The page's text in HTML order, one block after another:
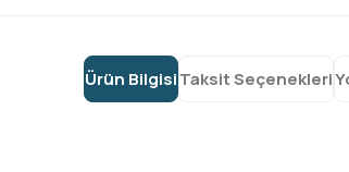
Ürün BilgisiTaksit Seçenekleri